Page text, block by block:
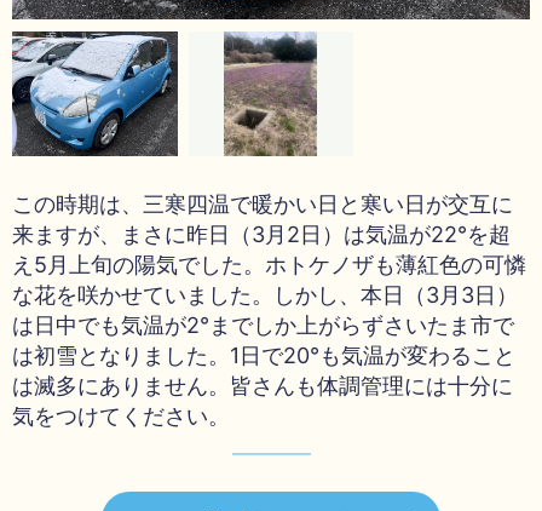
この時期は、三寒四温で暖かい日と寒い日が交互に
来ますが、まさに昨日（3月2日）は気温が22°を超
え5月上旬の陽気でした。ホトケノザも薄紅色の可憐
な花を咲かせていました。しかし、本日（3月3日）
は日中でも気温が2°までしか上がらずさいたま市で
は初雪となりました。1日で20°も気温が変わること
は滅多にありません。皆さんも体調管理には十分に
気をつけてください。